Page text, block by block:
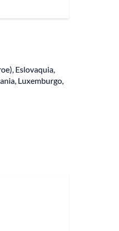
Eslovaquia,
Luxemburgo,